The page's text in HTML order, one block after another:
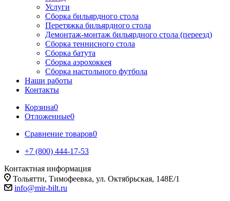
Услуги
Сборка бильярдного стола
Перетяжка бильярдного стола
Демонтаж-монтаж бильярдного стола (переезд)
Сборка теннисного стола
Сборка батута
Сборка аэрохоккея
Сборка настольного футбола
Наши работы
Контакты
Корзина0
Отложенные0
Сравнение товаров0
+7 (800) 444-17-53
Контактная информация
Тольятти, Тимофеевка, ул. Октябрьская, 148Е/1
info@mir-bilt.ru